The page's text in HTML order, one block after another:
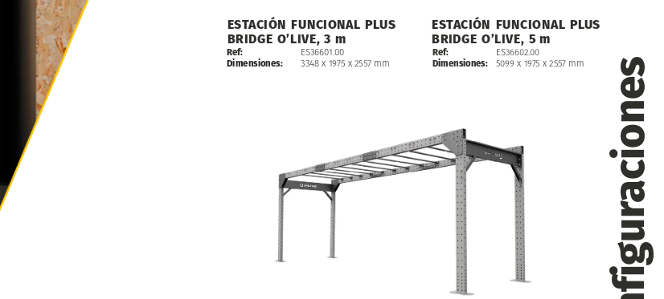
ESTACIÓN FUNCIONAL PLUS
BRIDGE O’LIVE, 5 m
Ref:
Dimensiones:
ES36602.00
5099 x 1975 x 2557 mm
ESTACIÓN FUNCIONAL PLUS
BRIDGE O’LIVE, 3 m
Ref:
Dimensiones:
ES36601.00
3348 x 1975 x 2557 mm Configuraciones